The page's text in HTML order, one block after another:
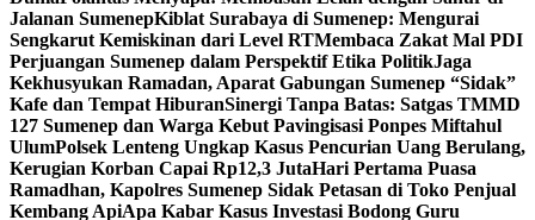
Jalanan SumenepKiblat Surabaya di Sumenep: Mengurai
Sengkarut Kemiskinan dari Level RTMembaca Zakat Mal PDI
Perjuangan Sumenep dalam Perspektif Etika PolitikJaga
Kekhusyukan Ramadan, Aparat Gabungan Sumenep “Sidak”
Kafe dan Tempat HiburanSinergi Tanpa Batas: Satgas TMMD
127 Sumenep dan Warga Kebut Pavingisasi Ponpes Miftahul
UlumPolsek Lenteng Ungkap Kasus Pencurian Uang Berulang,
Kerugian Korban Capai Rp12,3 JutaHari Pertama Puasa
Ramadhan, Kapolres Sumenep Sidak Petasan di Toko Penjual
Kembang ApiApa Kabar Kasus Investasi Bodong Guru